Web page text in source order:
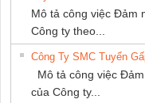
Mô tả công việc Đảm
Công ty theo...
Công Ty SMC Tuyển
Mô tả công việc
của Công ty...